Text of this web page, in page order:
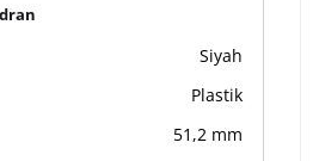
Siyah
Plastik
51,2 mm